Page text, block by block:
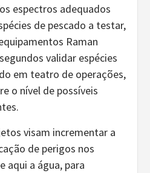
espectros adequados
de pescado a testar,
Raman
validar espécies
em teatro de operações,
o nível de possíveis
visam incrementar a
de perigos nos
aqui a água, para